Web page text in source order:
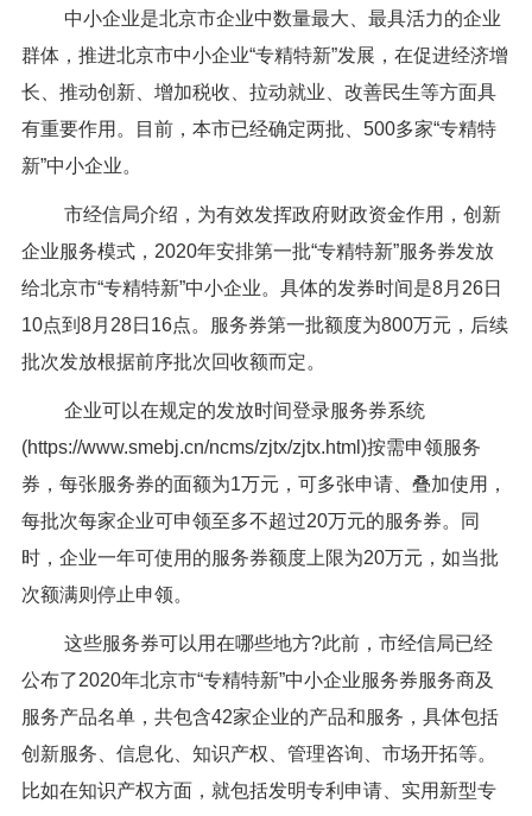
中小企业是北京市企业中数量最大、最具活力的企业
群体，推进北京市中小企业“专精特新”发展，在促进经济增
长、推动创新、增加税收、拉动就业、改善民生等方面具
有重要作用。目前，本市已经确定两批、500多家“专精特
新”中小企业。
市经信局介绍，为有效发挥政府财政资金作用，创新
企业服务模式，2020年安排第一批“专精特新”服务券发放
给北京市“专精特新”中小企业。具体的发券时间是8月26日
10点到8月28日16点。服务券第一批额度为800万元，后续
批次发放根据前序批次回收额而定。
企业可以在规定的发放时间登录服务券系统
(https://www.smebj.cn/ncms/zjtx/zjtx.html)按需申领服务
券，每张服务券的面额为1万元，可多张申请、叠加使用，
每批次每家企业可申领至多不超过20万元的服务券。同
时，企业一年可使用的服务券额度上限为20万元，如当批
次额满则停止申领。
这些服务券可以用在哪些地方?此前，市经信局已经
公布了2020年北京市“专精特新”中小企业服务券服务商及
服务产品名单，共包含42家企业的产品和服务，具体包括
创新服务、信息化、知识产权、管理咨询、市场开拓等。
比如在知识产权方面，就包括发明专利申请、实用新型专